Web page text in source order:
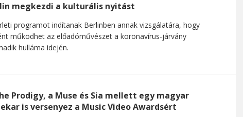
megkezdi a kulturális nyitást
programot indítanak Berlinben annak vizsgálatára, hogy
működhet az előadóművészet a koronavírus-járvány
hulláma idején.
Prodigy, a Muse és Sia mellett egy magyar
is versenyez a Music Video Awardsért